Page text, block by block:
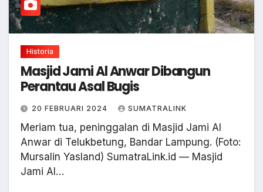
Historia
Masjid Jami Al Anwar Dibangun
Perantau Asal Bugis
20 FEBRUARI 2024 SUMATRALINK
Meriam tua, peninggalan di Masjid Jami Al
Anwar di Telukbetung, Bandar Lampung. (Foto:
Mursalin Yasland) SumatraLink.id — Masjid
Jami Al…